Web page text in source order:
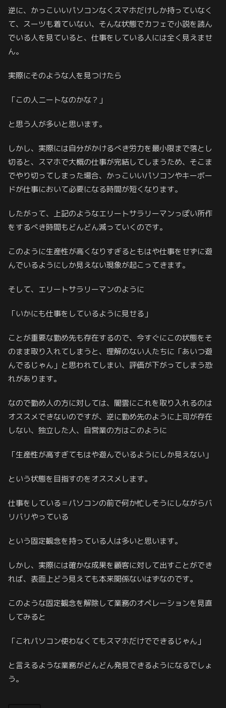
逆に、かっこいいパソコンなくスマホだけしか持っていなく
て、スーツも着ていない、そんな状態でカフェで小説を読ん
でいる人を見ていると、仕事をしている人には全く見えませ
ん。
実際にそのような人を見つけたら
「この人ニートなのかな？」
と思う人が多いと思います。
しかし、実際には自分がかけるべき労力を最小限まで落とし
切ると、スマホで大概の仕事が完結してしまうため、そこま
でやり切ってしまった場合、かっこいいパソコンやキーボー
ドが仕事において必要になる時間が短くなります。
したがって、上記のようなエリートサラリーマンっぽい所作
をするべき時間もどんどん減っていくのです。
このように生産性が高くなりすぎるともはや仕事をせずに遊
んでいるようにしか見えない現象が起こってきます。
そして、エリートサラリーマンのように
「いかにも仕事をしているように見せる」
ことが重要な勤め先も存在するので、今すぐにこの状態をそ
のまま取り入れてしまうと、理解のない人たちに「あいつ遊
んでるじゃん」と思われてしまい、評価が下がってしまう恐
れがあります。
なので勤め人の方に対しては、闇雲にこれを取り入れるのは
オススメできないのですが、逆に勤め先のように上司が存在
しない、独立した人、自営業の方はこのように
「生産性が高すぎてもはや遊んでいるようにしか見えない」
という状態を目指すのをオススメします。
仕事をしている＝パソコンの前で何か忙しそうにしながらバ
リバリやっている
という固定観念を持っている人は多いと思います。
しかし、実際には確かな成果を顧客に対して出すことができ
れば、表面上どう見えても本来関係ないはずなのです。
このような固定観念を解除して業務のオペレーションを見直
してみると
「これパソコン使わなくてもスマホだけでできるじゃん」
と言えるような業務がどんどん発見できるようになるでしょ
う。